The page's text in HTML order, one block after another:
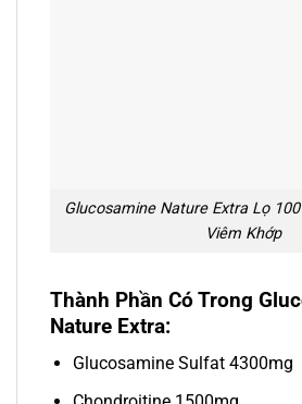
Glucosamine Nature Extra Lọ
Viêm Khớp
Thành Phần Có Trong
Nature Extra:
Glucosamine Sulfat 4300mg